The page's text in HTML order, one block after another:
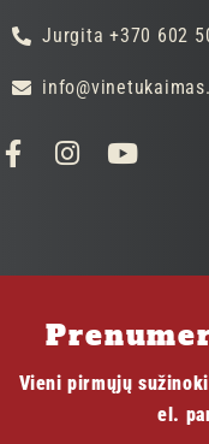
Jurgita +370 602
Vieni pirmųjų
el.